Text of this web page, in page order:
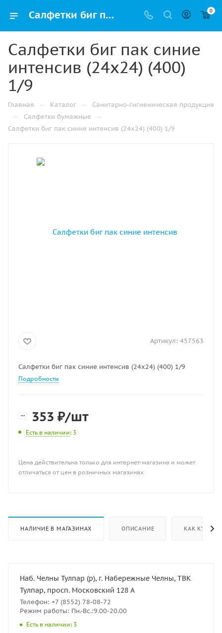
Салфетки биг пак синие интенсив (24х24) (400) 1/9 купить от производителя в Перми 0
Салфетки биг пак синие
интенсив (24х24) (400)
1/9
Главная — Каталог — Санитарно-гигиеническая продукция
— Салфетки бумажные —
Салфетки биг пак синие интенсив (24х24) (400) 1/9
Артикул: 457563
Салфетки биг пак синие интенсив (24х24) (400) 1/9
Подробности
353 ₽/шт
Есть в наличии: 3
Цена действительна только для интернет-магазина и может
отличаться от цен в розничных магазинах
НАЛИЧИЕ В МАГАЗИНАХ ОПИСАНИЕ КАК КУПИТЬ
Наб. Челны Тулпар (р), г. Набережные Челны, ТВК
Тулпар, просп. Московский 128 А
Телефон: +7 (8552) 78-08-72
Режим работы: Пн.-Вс.:9.00-20.00
Есть в наличии: 3